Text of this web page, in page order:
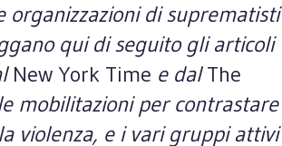
organizzazioni di suprematisti
qui di seguito gli articoli
New York Time e dalThe
mobilitazioni per contrastare
violenza, e i vari gruppi attivi